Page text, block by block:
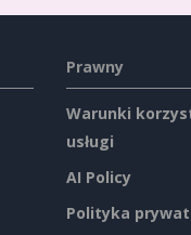
Prawny
Warunki
usługi
AI Policy
Polityka